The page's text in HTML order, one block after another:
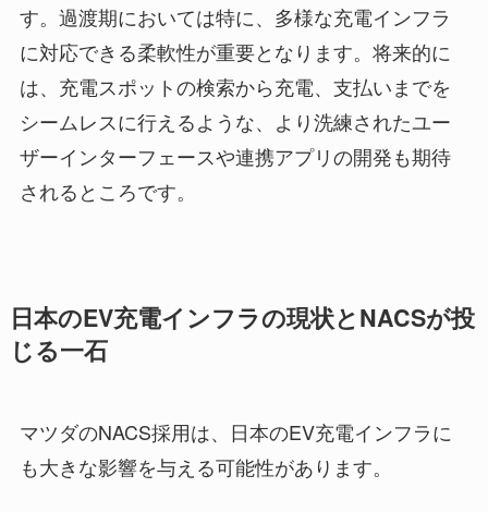
す。過渡期においては特に、多様な充電インフラ
に対応できる柔軟性が重要となります。将来的に
は、充電スポットの検索から充電、支払いまでを
シームレスに行えるような、より洗練されたユー
ザーインターフェースや連携アプリの開発も期待
されるところです。
日本のEV充電インフラの現状とNACSが投
じる一石
マツダのNACS採用は、日本のEV充電インフラに
も大きな影響を与える可能性があります。